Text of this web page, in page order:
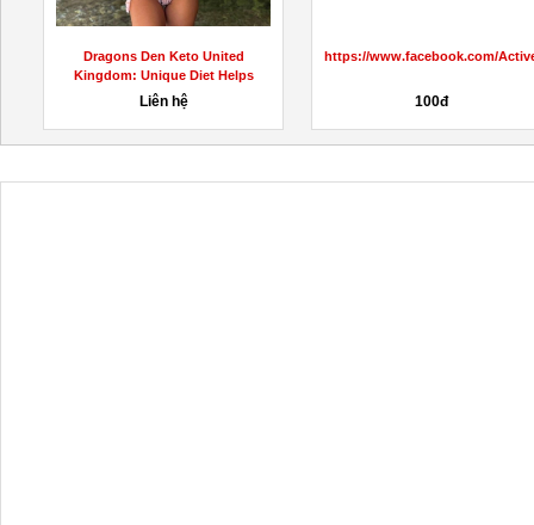
Dragons Den Keto United
Kingdom: Unique Diet Helps
Lose...
Liên hệ
https://www.facebook.com/
100đ